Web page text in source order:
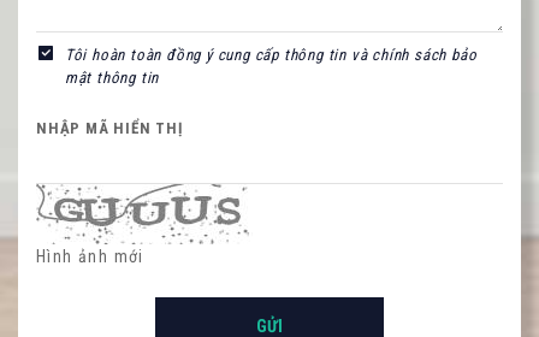
Tôi hoàn toàn đồng ý cung cấp thông tin và chính sách bảo
mật thông tin
NHẬP MÃ HIỂN THỊ
Hình ảnh mới
Hình ảnh mới